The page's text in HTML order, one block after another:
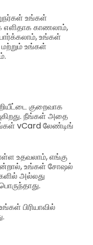
உங்கள்
எளிதாக காணலாம்,
உங்கள்
உங்கள்
குறைவாக
நீங்கள் அதை
vCard லேண்டிங்
உதவலாம், எங்கு
உங்கள் சோஷல்
அல்லது
பிரியாவில்